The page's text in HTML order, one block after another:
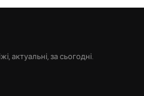
актуальні, за сьогодні.